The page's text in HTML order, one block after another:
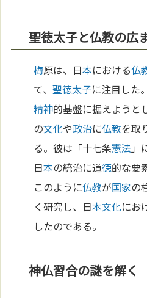
聖徳太子と仏教の広
梅原は、日本における仏
て、聖徳太子に注目した
精神的基盤に据えようと
の文化や政治に仏教を取
る。彼は「十七条憲法 」
日本の統治に道徳的な要
このように仏教が国家の
く研究し、日本文化にお
したのである。
神仏習合の謎を解く